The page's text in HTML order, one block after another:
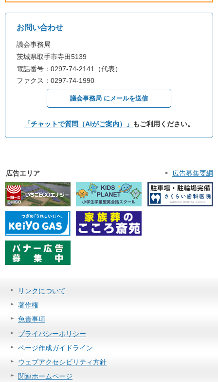
お問い合わせ
議会事務局
茨城県取手市寺田5139
電話番号：0297-74-2141（代表）
ファクス：0297-74-1990
議会事務局 にメールを送信
「チャットで質問（AIがご案内）」 もご利用ください。
広告エリア 広告募集要綱
リンクについて
著作権
免責事項
プライバシーポリシー
ページ作成ガイドライン
ウェブアクセシビリティ方針
関連ホームページ